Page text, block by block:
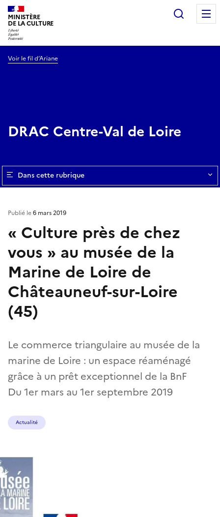
MINISTÈRE
DE LA CULTURE
Voir le fil d’Ariane
DRAC Centre-Val de Loire
Dans cette rubrique
« Culture près de chez
vous » au musée de la
Marine de Loire de
Châteauneuf-sur-Loire
(45)
Le commerce triangulaire au musée de la
marine de Loire : un espace réaménagé
grâce à un prêt exceptionnel de la BnF
Du 1er mars au 1er septembre 2019
Publié le6 mars 2019
Actualité